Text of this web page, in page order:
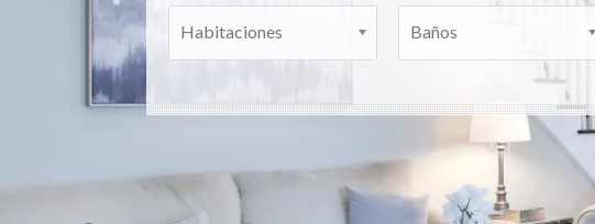
Habitaciones Baños